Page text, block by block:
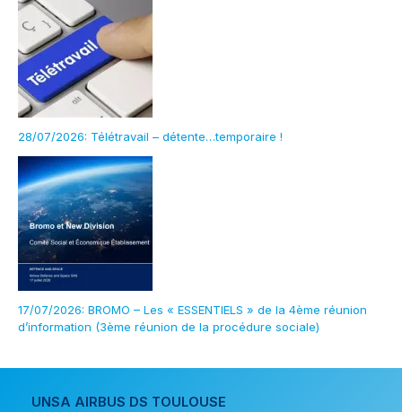
28/07/2026: Télétravail – détente…temporaire !
17/07/2026: BROMO – Les « ESSENTIELS » de la 4ème réunion
d’information (3ème réunion de la procédure sociale)
UNSA AIRBUS DS TOULOUSE